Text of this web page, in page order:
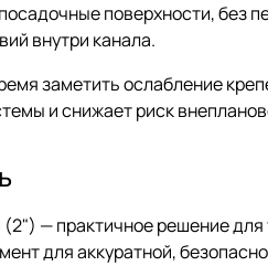
поверхности, без
внутри канала.
заметить ослабление
и снижает риск
— практичное решение для
для аккуратной,